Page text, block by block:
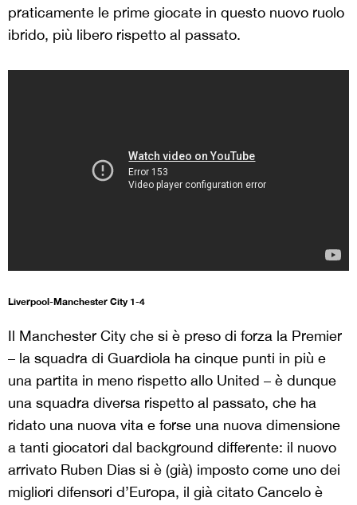
praticamente le prime giocate in questo nuovo ruolo
ibrido, più libero rispetto al passato.
Liverpool-Manchester City 1-4
Il Manchester City che si è preso di forza la Premier
– la squadra di Guardiola ha cinque punti in più e
una partita in meno rispetto allo United – è dunque
una squadra diversa rispetto al passato, che ha
ridato una nuova vita e forse una nuova dimensione
a tanti giocatori dal background differente: il nuovo
arrivato Ruben Dias si è (già) imposto come uno dei
migliori difensori d’Europa, il già citato Cancelo è